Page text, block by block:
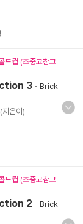
드컵 (초중고참고
3 - Brick
(지은이)
드컵 (초중고참고
2 - Brick